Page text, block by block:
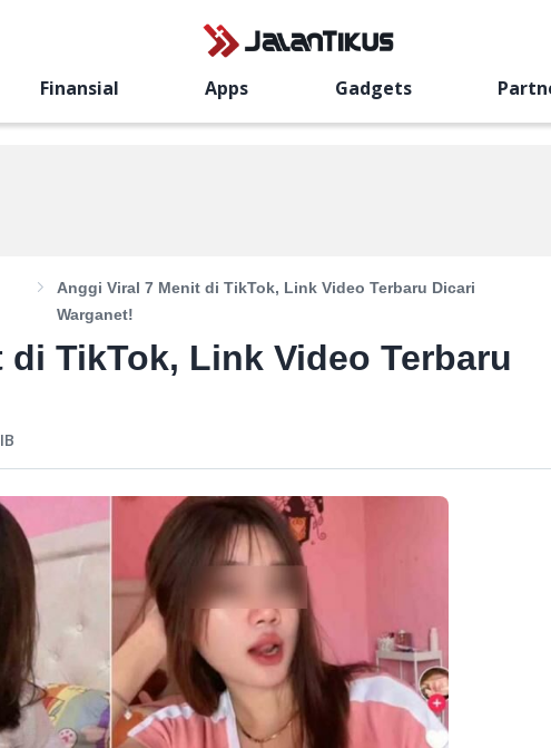
Finansial Apps Gadgets
Anggi Viral 7 Menit di TikTok, Link Video Terbaru Dicari
Warganet!
TikTok, Link Video Terbaru